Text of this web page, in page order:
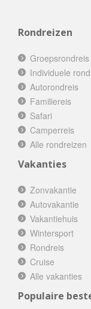
Rondreizen
Groepsrondreis
Individuele
Autorondreis
Familiereis
Safari
Camperreis
Alle rondreizen
Vakanties
Zonvakantie
Autovakantie
Vakantiehuis
Wintersport
Rondreis
Cruise
Alle vakanties
Populaire